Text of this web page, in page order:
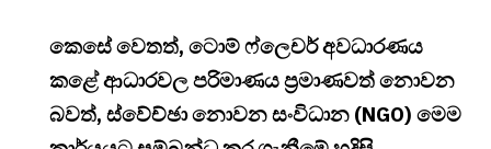
කෙසේ වෙතත්, ටොම් ෆ්ලෙචර් අවධාරණය
කළේ ආධාරවල පරිමාණය ප්‍රමාණවත් නොවන
බවත්, ස්වේච්ඡා නොවන සංවිධාන (NGO) මෙම